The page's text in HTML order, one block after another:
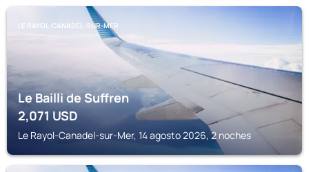
LE RAYOL-CANADEL-SUR-MER
Le Bailli de Suffren
2,071USD
Le Rayol-Canadel-sur-Mer, 14 agosto 2026, 2 noches